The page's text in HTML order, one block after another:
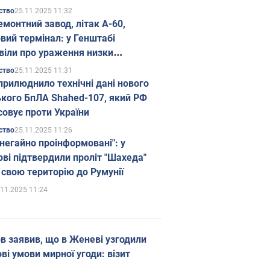
25.11.2025 11:32
завод, літак А-60,
термінал: у Генштабі
про ураження низки
об'єктів Росії
25.11.2025 11:31
технічні дані нового
БпЛА Shahed-107, який РФ
проти України
25.11.2025 11:26
проінформовані": у
підтвердили проліт "Шахеда"
територію до Румунії
11:24
заявив, що в Женеві узгодили
умови мирної угоди: візит